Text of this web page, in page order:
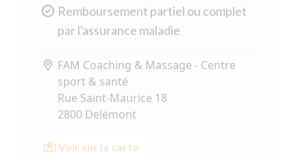
Remboursement partiel ou complet
par l'assurance maladie
FAM Coaching & Massage - Centre
sport & santé
Rue Saint-Maurice 18
2800 Delémont
Voir sur la carte